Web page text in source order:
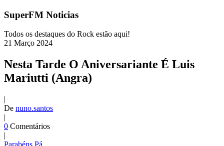
SuperFM Noticias
Todos os destaques do Rock estão aqui!
21 Março 2024
Nesta Tarde O Aniversariante É Luis
Mariutti (Angra)
|
De nuno.santos
|
0 Comentários
|